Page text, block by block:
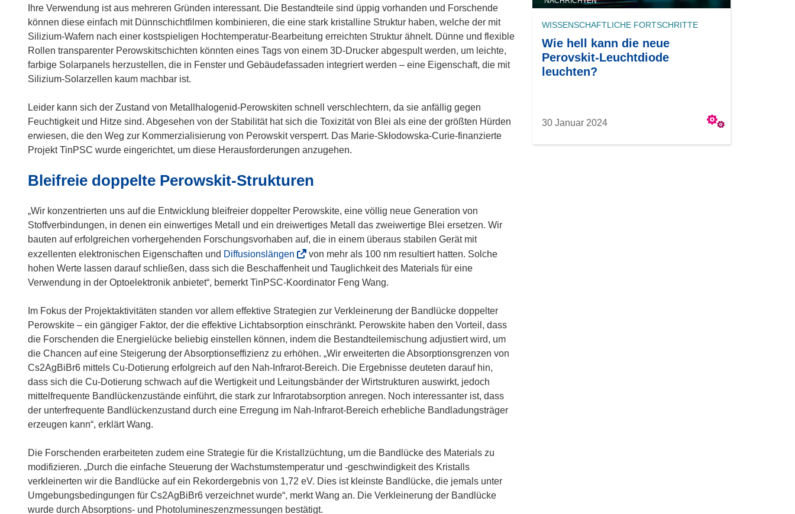
t
i
n
n
e
m
F
e
Ihre Verwendung ist aus mehreren Gründen interessant. Die Bestandteile sind üppig vorhanden und Forschende
können diese einfach mit Dünnschichtfilmen kombinieren, die eine stark kristalline Struktur haben, welche der mit
Silizium-Wafern nach einer kostspieligen Hochtemperatur-Bearbeitung erreichten Struktur ähnelt. Dünne und flexible
Rollen transparenter Perowskitschichten könnten eines Tags von einem 3D-Drucker abgespult werden, um leichte,
farbige Solarpanels herzustellen, die in Fenster und Gebäudefassaden integriert werden – eine Eigenschaft, die mit
Silizium-Solarzellen kaum machbar ist.
Leider kann sich der Zustand von Metallhalogenid-Perowskiten schnell verschlechtern, da sie anfällig gegen
Feuchtigkeit und Hitze sind. Abgesehen von der Stabilität hat sich die Toxizität von Blei als eine der größten Hürden
erwiesen, die den Weg zur Kommerzialisierung von Perowskit versperrt. Das Marie-Skłodowska-Curie-finanzierte
Projekt TinPSC wurde eingerichtet, um diese Herausforderungen anzugehen.
Bleifreie doppelte Perowskit-Strukturen
„Wir konzentrierten uns auf die Entwicklung bleifreier doppelter Perowskite, eine völlig neue Generation von
Stoffverbindungen, in denen ein einwertiges Metall und ein dreiwertiges Metall das zweiwertige Blei ersetzen. Wir
bauten auf erfolgreichen vorhergehenden Forschungsvorhaben auf, die in einem überaus stabilen Gerät mit
exzellenten elektronischen Eigenschaften und Diffusionslängen
ö
f
n
e
t
i
n
n
e
u
F
e
n
s
t
von mehr als 100 nm resultiert hatten. Solche
hohen Werte lassen darauf schließen, dass sich die Beschaffenheit und Tauglichkeit des Materials für eine
Verwendung in der Optoelektronik anbietet“, bemerkt TinPSC-Koordinator Feng Wang.
Im Fokus der Projektaktivitäten standen vor allem effektive Strategien zur Verkleinerung der Bandlücke doppelter
Perowskite – ein gängiger Faktor, der die effektive Lichtabsorption einschränkt. Perowskite haben den Vorteil, dass
die Forschenden die Energielücke beliebig einstellen können, indem die Bestandteilemischung adjustiert wird, um
die Chancen auf eine Steigerung der Absorptionseffizienz zu erhöhen. „Wir erweiterten die Absorptionsgrenzen von
Cs2AgBiBr6 mittels Cu-Dotierung erfolgreich auf den Nah-Infrarot-Bereich. Die Ergebnisse deuteten darauf hin,
dass sich die Cu-Dotierung schwach auf die Wertigkeit und Leitungsbänder der Wirtstrukturen auswirkt, jedoch
mittelfrequente Bandlückenzustände einführt, die stark zur Infrarotabsorption anregen. Noch interessanter ist, dass
der unterfrequente Bandlückenzustand durch eine Erregung im Nah-Infrarot-Bereich erhebliche Bandladungsträger
erzeugen kann“, erklärt Wang.
Die Forschenden erarbeiteten zudem eine Strategie für die Kristallzüchtung, um die Bandlücke des Materials zu
modifizieren. „Durch die einfache Steuerung der Wachstumstemperatur und -geschwindigkeit des Kristalls
verkleinerten wir die Bandlücke auf ein Rekordergebnis von 1,72 eV. Dies ist kleinste Bandlücke, die jemals unter
Umgebungsbedingungen für Cs2AgBiBr6 verzeichnet wurde“, merkt Wang an. Die Verkleinerung der Bandlücke
wurde durch Absorptions- und Photolumineszenzmessungen bestätigt.
WISSENSCHAFTLICHE FORTSCHRITTE
Wie hell kann die neue
Perovskit-Leuchtdiode
leuchten?
30 Januar 2024